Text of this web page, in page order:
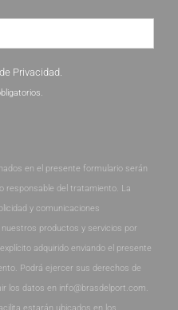
Privacidad.
en el presente formulario serán
responsable del tratamiento. La
y comunicaciones
productos y servicios por
adquirido enviando el presente
Podrá ejercer sus derechos de
los datos en info@brasdelport.com.